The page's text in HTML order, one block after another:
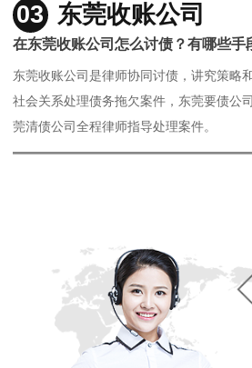
03 东莞收账公司
在东莞收账公司怎么讨债？有哪些手
东莞收账公司是律师协同讨债，讲究策略
社会关系处理债务拖欠案件，东莞要债公
莞清债公司全程律师指导处理案件。